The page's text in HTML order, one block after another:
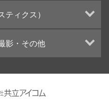
刷
）
ザイン
ィクス）
影・その他